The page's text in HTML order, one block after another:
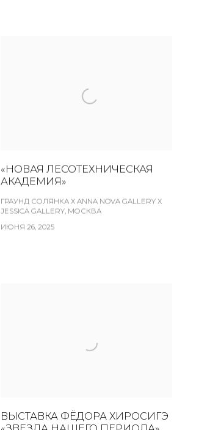
«НОВАЯ ЛЕСОТЕХНИЧЕСКАЯ
АКАДЕМИЯ»
ГРАУНД СОЛЯНКА Х ANNA NOVA GALLERY Х
JESSICA GALLERY, МОСКВА
ИЮНЯ 26, 2025
ВЫСТАВКА ФЁДОРА ХИРОСИГЭ